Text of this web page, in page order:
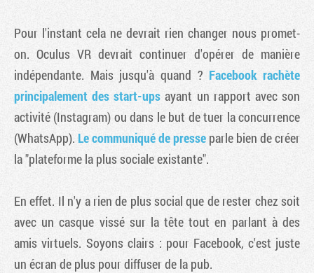
Pour l'instant cela ne devrait rien changer nous promet-
on. Oculus VR devrait continuer d'opérer de manière
indépendante. Mais jusqu'à quand ? Facebook rachète
principalement des start-ups ayant un rapport avec son
activité (Instagram) ou dans le but de tuer la concurrence
(WhatsApp). Le communiqué de presse parle bien de créer
la "plateforme la plus sociale existante".
En effet. Il n'y a rien de plus social que de rester chez soit
avec un casque vissé sur la tête tout en parlant à des
amis virtuels. Soyons clairs : pour Facebook, c'est juste
un écran de plus pour diffuser de la pub.